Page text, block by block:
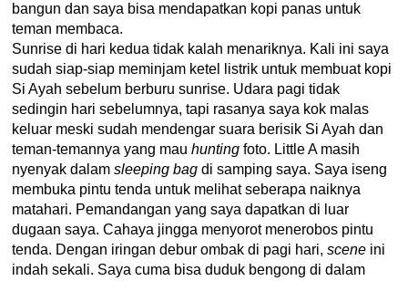
bangun dan saya bisa mendapatkan kopi panas untuk
teman membaca.
Sunrise di hari kedua tidak kalah menariknya. Kali ini saya
sudah siap-siap meminjam ketel listrik untuk membuat kopi
Si Ayah sebelum berburu sunrise. Udara pagi tidak
sedingin hari sebelumnya, tapi rasanya saya kok malas
keluar meski sudah mendengar suara berisik Si Ayah dan
teman-temannya yang mauhunting foto. Little A masih
nyenyak dalamsleeping bag di samping saya. Saya iseng
membuka pintu tenda untuk melihat seberapa naiknya
matahari. Pemandangan yang saya dapatkan di luar
dugaan saya. Cahaya jingga menyorot menerobos pintu
tenda. Dengan iringan debur ombak di pagi hari,scene ini
indah sekali. Saya cuma bisa duduk bengong di dalam